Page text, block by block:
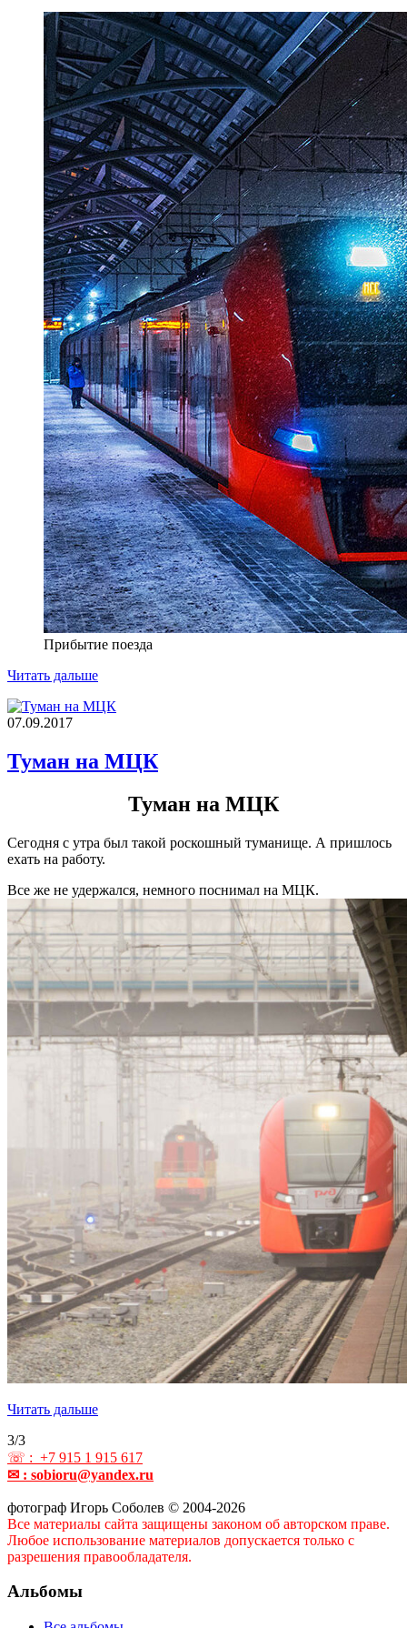
Прибытие поезда
Читать дальше
07.09.2017
Туман на МЦК
Туман на МЦК
Сегодня с утра был такой роскошный туманище. А пришлось
ехать на работу.
Все же не удержался, немного поснимал на МЦК.
Читать дальше
3/3
☏ : +7 915 1 915 617
✉ : sobioru@yandex.ru
фотограф Игорь Соболев © 2004-2026
Все материалы сайта защищены законом об авторском праве.
Любое использование материалов допускается только с
разрешения правообладателя.
Альбомы